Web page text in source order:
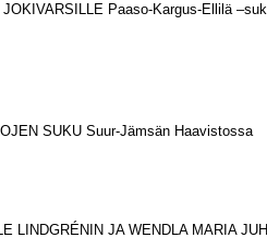
Paaso-Kargus-Ellilä
SUKU Suur-Jämsän Haavistossa
LINDGRÉNIN JA WENDLA MARIA